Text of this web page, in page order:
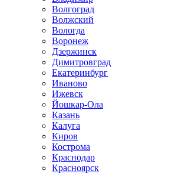
Волгоград
Волжский
Вологда
Воронеж
Дзержинск
Димитровград
Екатеринбург
Иваново
Ижевск
Йошкар-Ола
Казань
Калуга
Киров
Кострома
Краснодар
Красноярск